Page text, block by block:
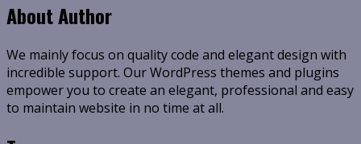
About Author
We mainly focus on quality code and elegant design with
incredible support. Our WordPress themes and plugins
empower you to create an elegant, professional and easy
to maintain website in no time at all.